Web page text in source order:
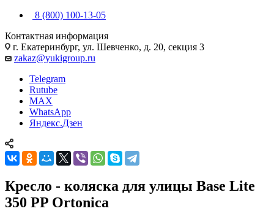
8 (800) 100-13-05
Контактная информация
г. Екатеринбург, ул. Шевченко, д. 20, секция 3
zakaz@yukigroup.ru
Telegram
Rutube
MAX
WhatsApp
Яндекс.Дзен
Кресло - коляска для улицы Base Lite
350 PP Ortonica